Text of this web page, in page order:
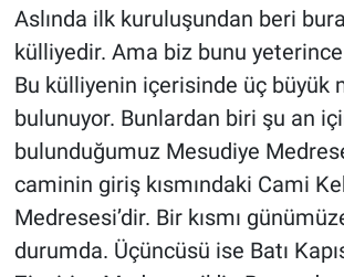
Aslında ilk kuruluşundan beri
külliyedir. Ama biz bunu
Bu külliyenin içerisinde üç büyük
bulunuyor. Bunlardan biri şu an
bulunduğumuz Mesudiye
caminin giriş kısmındaki Cami
Medresesi’dir. Bir kısmı
durumda. Üçüncüsü ise Batı